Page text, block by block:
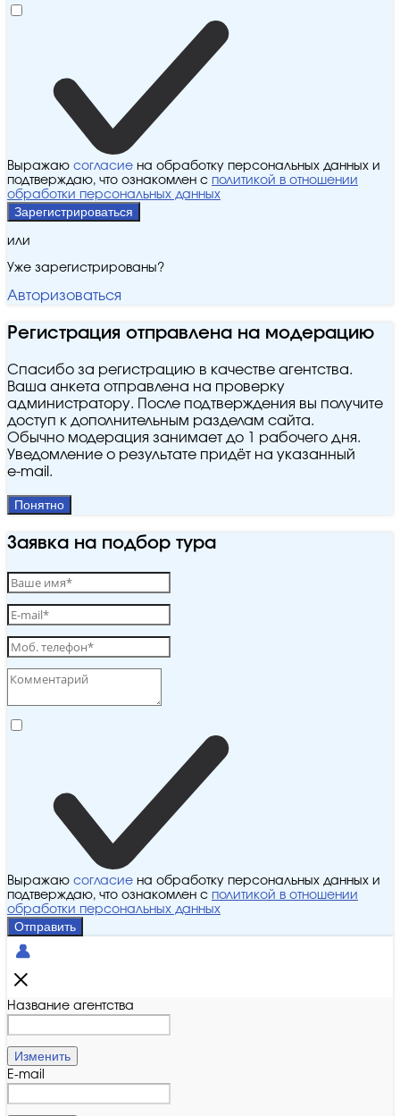
Выражаю согласие на обработку персональных данных и
подтверждаю, что ознакомлен с политикой в отношении
обработки персональных данных
Зарегистрироваться
или
Уже зарегистрированы?
Авторизоваться
Регистрация отправлена на модерацию
Спасибо за регистрацию в качестве агентства.
Ваша анкета отправлена на проверку
администратору. После подтверждения вы получите
доступ к дополнительным разделам сайта.
Обычно модерация занимает до 1 рабочего дня.
Уведомление о результате придёт на указанный
e‑mail.
Понятно
Заявка на подбор тура
Выражаю согласие на обработку персональных данных и
подтверждаю, что ознакомлен с политикой в отношении
обработки персональных данных
Отправить
Название агентства
Изменить
E-mail